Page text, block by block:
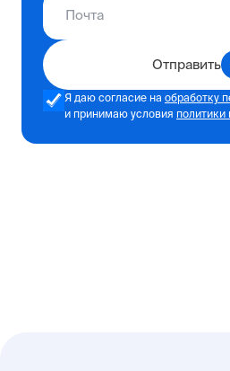
Отправить
Я даю согласие на обработку
и принимаю условия политики